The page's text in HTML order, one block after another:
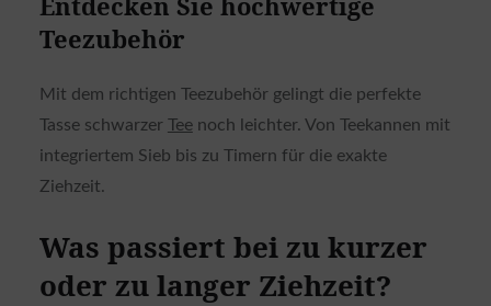
Teezubehör
Mit dem richtigen Teezubehör gelingt die perfekte
Tasse schwarzer Teenoch leichter. Von Teekannen mit
integriertem Sieb bis zu Timern für die exakte
Ziehzeit.
Was passiert bei zu kurzer
oder zu langer Ziehzeit?